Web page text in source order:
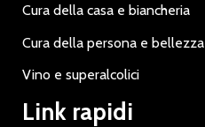
Cura della casa e biancheria
Cura della persona e bellezza
Vino e superalcolici
Link rapidi